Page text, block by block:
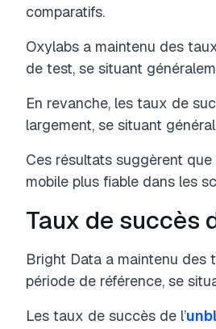
comparatifs.
Oxylabs a maintenu des
de test, se situant
En revanche, les taux de
largement, se situant
Ces résultats suggèrent
mobile plus fiable dans les
Taux de succès
Bright Data a maintenu des
période de référence, se
Les taux de succès de l’